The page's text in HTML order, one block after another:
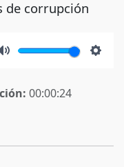
de corrupción
00:00:24